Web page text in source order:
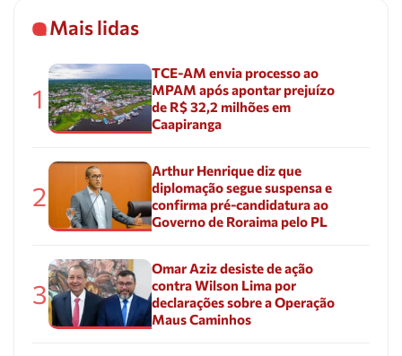
Mais lidas
1
TCE-AM envia processo ao
MPAM após apontar prejuízo
de R$ 32,2 milhões em
Caapiranga
2
Arthur Henrique diz que
diplomação segue suspensa e
confirma pré-candidatura ao
Governo de Roraima pelo PL
3
Omar Aziz desiste de ação
contra Wilson Lima por
declarações sobre a Operação
Maus Caminhos